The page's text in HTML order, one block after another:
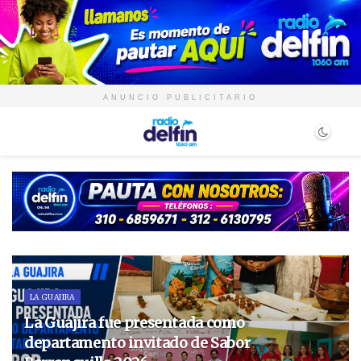
ANUNCIO PUBLICITARIO
LA GUAJIRA
La Guajira fue presentada como
departamento invitado de Sabor